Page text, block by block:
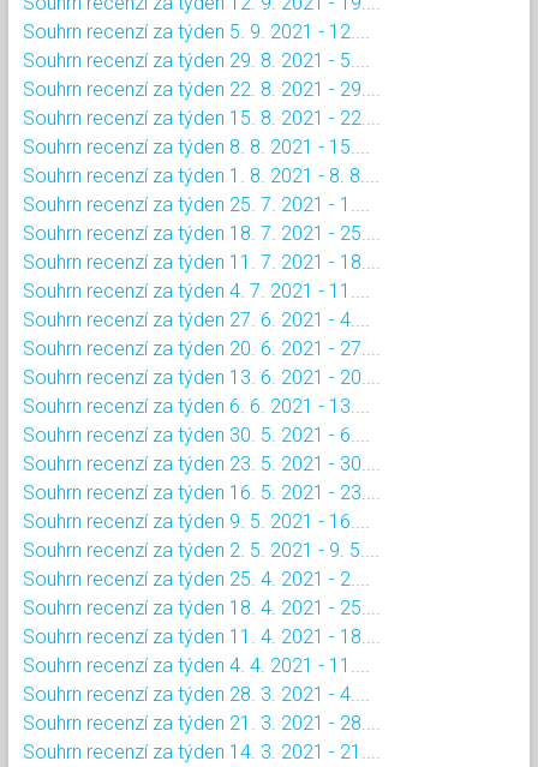
Souhrn recenzí za týden 5. 9. 2021 - 12....
Souhrn recenzí za týden 29. 8. 2021 - 5....
Souhrn recenzí za týden 22. 8. 2021 - 29....
Souhrn recenzí za týden 15. 8. 2021 - 22....
Souhrn recenzí za týden 8. 8. 2021 - 15....
Souhrn recenzí za týden 1. 8. 2021 - 8. 8....
Souhrn recenzí za týden 25. 7. 2021 - 1....
Souhrn recenzí za týden 18. 7. 2021 - 25....
Souhrn recenzí za týden 11. 7. 2021 - 18....
Souhrn recenzí za týden 4. 7. 2021 - 11....
Souhrn recenzí za týden 27. 6. 2021 - 4....
Souhrn recenzí za týden 20. 6. 2021 - 27....
Souhrn recenzí za týden 13. 6. 2021 - 20....
Souhrn recenzí za týden 6. 6. 2021 - 13....
Souhrn recenzí za týden 30. 5. 2021 - 6....
Souhrn recenzí za týden 23. 5. 2021 - 30....
Souhrn recenzí za týden 16. 5. 2021 - 23....
Souhrn recenzí za týden 9. 5. 2021 - 16....
Souhrn recenzí za týden 2. 5. 2021 - 9. 5....
Souhrn recenzí za týden 25. 4. 2021 - 2....
Souhrn recenzí za týden 18. 4. 2021 - 25....
Souhrn recenzí za týden 11. 4. 2021 - 18....
Souhrn recenzí za týden 4. 4. 2021 - 11....
Souhrn recenzí za týden 28. 3. 2021 - 4....
Souhrn recenzí za týden 21. 3. 2021 - 28....
Souhrn recenzí za týden 14. 3. 2021 - 21....